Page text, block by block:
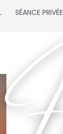
SÉANCE PRIVÉE